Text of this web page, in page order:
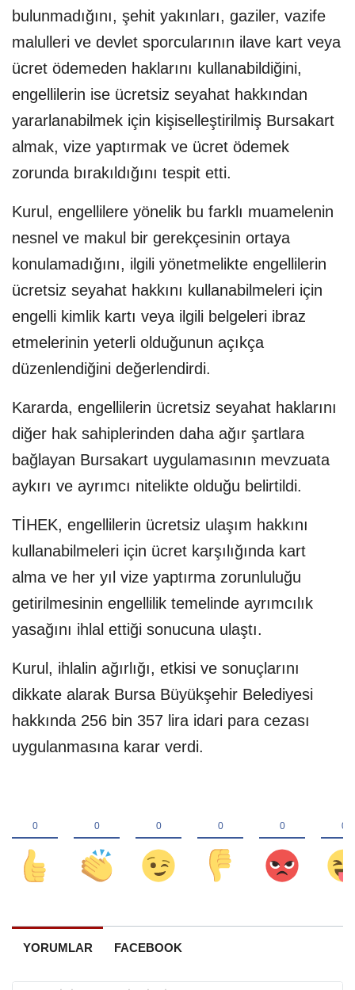
bulunmadığını, şehit yakınları, gaziler, vazife
malulleri ve devlet sporcularının ilave kart veya
ücret ödemeden haklarını kullanabildiğini,
engellilerin ise ücretsiz seyahat hakkından
yararlanabilmek için kişiselleştirilmiş Bursakart
almak, vize yaptırmak ve ücret ödemek
zorunda bırakıldığını tespit etti.
Kurul, engellilere yönelik bu farklı muamelenin
nesnel ve makul bir gerekçesinin ortaya
konulamadığını, ilgili yönetmelikte engellilerin
ücretsiz seyahat hakkını kullanabilmeleri için
engelli kimlik kartı veya ilgili belgeleri ibraz
etmelerinin yeterli olduğunun açıkça
düzenlendiğini değerlendirdi.
Kararda, engellilerin ücretsiz seyahat haklarını
diğer hak sahiplerinden daha ağır şartlara
bağlayan Bursakart uygulamasının mevzuata
aykırı ve ayrımcı nitelikte olduğu belirtildi.
TİHEK, engellilerin ücretsiz ulaşım hakkını
kullanabilmeleri için ücret karşılığında kart
alma ve her yıl vize yaptırma zorunluluğu
getirilmesinin engellilik temelinde ayrımcılık
yasağını ihlal ettiği sonucuna ulaştı.
Kurul, ihlalin ağırlığı, etkisi ve sonuçlarını
dikkate alarak Bursa Büyükşehir Belediyesi
hakkında 256 bin 357 lira idari para cezası
uygulanmasına karar verdi.
YORUMLAR FACEBOOK